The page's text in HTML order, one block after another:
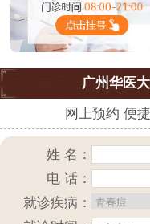
广州华医
网上预约 便
姓 名：
电 话：
就诊疾病：